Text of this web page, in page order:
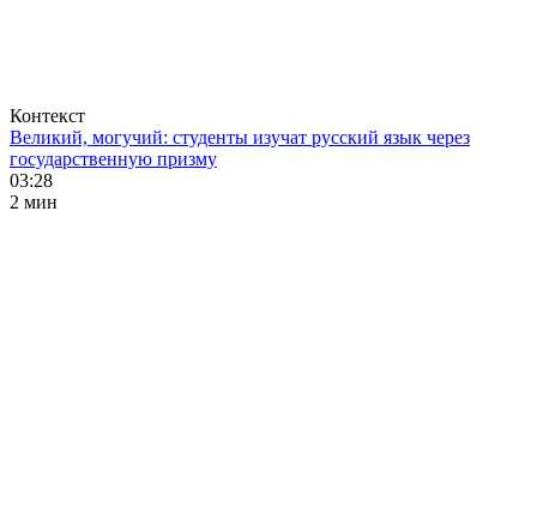
Контекст
Великий, могучий: студенты изучат русский язык через
государственную призму
03:28
2 мин